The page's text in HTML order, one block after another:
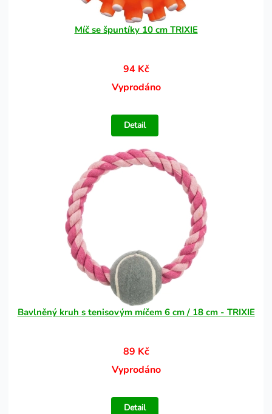
Míč se špuntíky 10 cm TRIXIE
94 Kč
Vyprodáno
Detail
Bavlněný kruh s tenisovým míčem 6 cm / 18 cm - TRIXIE
89 Kč
Vyprodáno
Detail